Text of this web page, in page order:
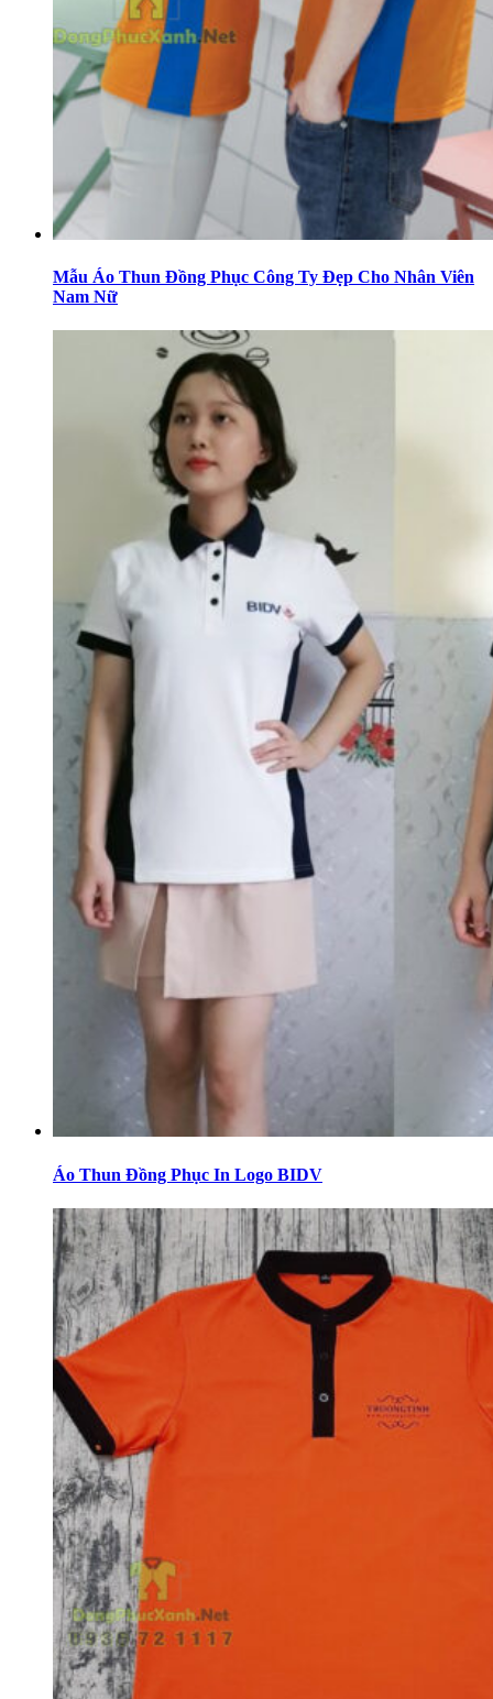
Mẫu Áo Thun Đồng Phục Công Ty Đẹp Cho Nhân Viên
Nam Nữ
Áo Thun Đồng Phục In Logo BIDV